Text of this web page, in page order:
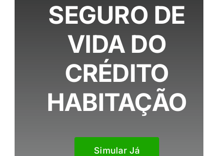
SEGURO DE
VIDA DO
CRÉDITO
HABITAÇÃO
Simular Já